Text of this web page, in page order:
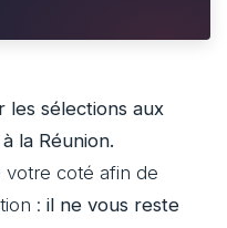
les sélections aux
la Réunion.
votre coté afin de
: il ne vous reste